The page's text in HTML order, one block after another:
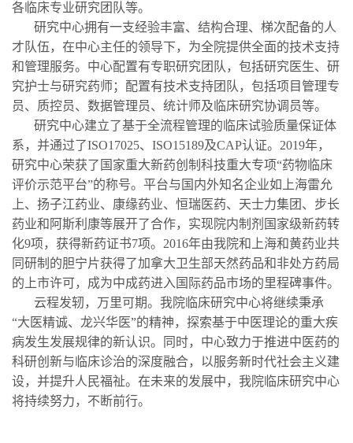
各临床专业研究团队等。
研究中心拥有一支经验丰富、结构合理、梯次配备的人
才队伍，在中心主任的领导下，为全院提供全面的技术支持
和管理服务。中心配置有专职研究团队，包括研究医生、研
究护士与研究药师；配置有技术支持团队，包括项目管理专
员、质控员、数据管理员、统计师及临床研究协调员等。
研究中心建立了基于全流程管理的临床试验质量保证体
系，并通过了ISO17025、ISO15189及CAP认证。2019年，
研究中心荣获了国家重大新药创制科技重大专项“药物临床
评价示范平台”的称号。平台与国内外知名企业如上海雷允
上、扬子江药业、康缘药业、恒瑞医药、天士力集团、步长
药业和阿斯利康等展开了合作，实现院内制剂国家级新药转
化9项，获得新药证书7项。2016年由我院和上海和黄药业共
同研制的胆宁片获得了加拿大卫生部天然药品和非处方药局
的上市许可，成为中成药进入国际药品市场的里程碑事件。
云程发轫，万里可期。我院临床研究中心将继续秉承
“大医精诚、龙兴华医”的精神，探索基于中医理论的重大疾
病发生发展规律的新认识。同时，中心致力于推进中医药的
科研创新与临床诊治的深度融合，以服务新时代社会主义建
设，并提升人民福祉。在未来的发展中，我院临床研究中心
将持续努力，不断前行。